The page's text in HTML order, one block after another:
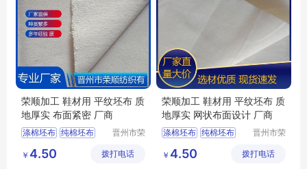
荣顺加工 鞋材用 平纹坯布 质
地厚实 布面紧密 厂商
涤棉坯布 纯棉坯布
平纹坯布
晋州市荣
限公司
￥ 4.50 拨打电话
荣顺加工 鞋材用 平纹坯布 质
地厚实 网状布面设计 厂商
涤棉坯布 纯棉坯布
涤棉起绒布
平纹坯布
晋州市荣
限公司
￥ 4.50 拨打电话